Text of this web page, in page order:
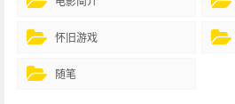
怀旧游戏
随笔